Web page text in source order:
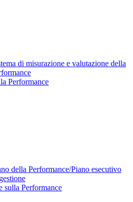
di misurazione e valutazione della
Performance
della Performance/Piano esecutivo
sulla Performance